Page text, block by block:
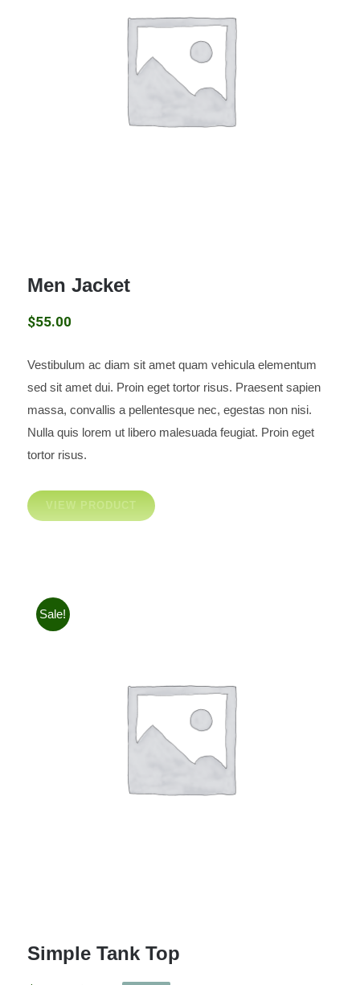
Men Jacket
Men Jacket
$55.00
Vestibulum ac diam sit amet quam vehicula elementum
sed sit amet dui. Proin eget tortor risus. Praesent sapien
massa, convallis a pellentesque nec, egestas non nisi.
Nulla quis lorem ut libero malesuada feugiat. Proin eget
tortor risus.
VIEW PRODUCT
Sale!
Simple Tank Top